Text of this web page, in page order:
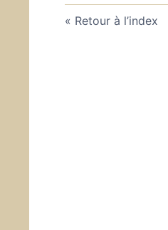
Retour à l’index